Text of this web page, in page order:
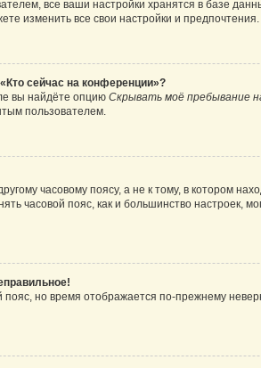
все ваши настройки хранятся в базе
изменить все свои настройки и предпочтения.
сейчас на конференции»?
вы найдёте опцию Скрывать моё пребывание
пользователем.
часовому поясу, а не к тому, в котором
часовой пояс, как и большинство настроек,
пояс, но время отображается по-прежнему